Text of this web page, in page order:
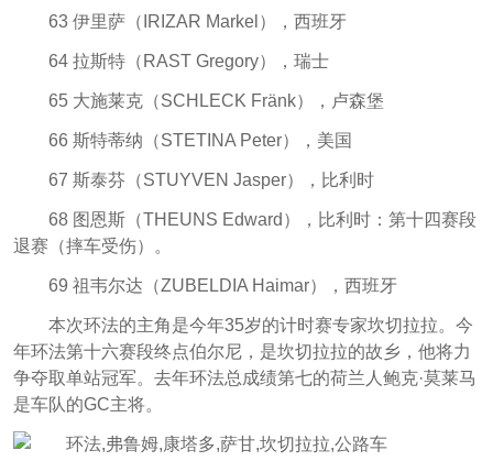
63 伊里萨（IRIZAR Markel），西班牙
64 拉斯特（RAST Gregory），瑞士
65 大施莱克（SCHLECK Fränk），卢森堡
66 斯特蒂纳（STETINA Peter），美国
67 斯泰芬（STUYVEN Jasper），比利时
68 图恩斯（THEUNS Edward），比利时：第十四赛段
退赛（摔车受伤）。
69 祖韦尔达（ZUBELDIA Haimar），西班牙
本次环法的主角是今年35岁的计时赛专家坎切拉拉。今
年环法第十六赛段终点伯尔尼， 是坎切拉拉的故乡，他将力
争夺取单站冠军。 去年环法总成绩第七的荷兰人 鲍克·莫莱马
是车队的GC主将。